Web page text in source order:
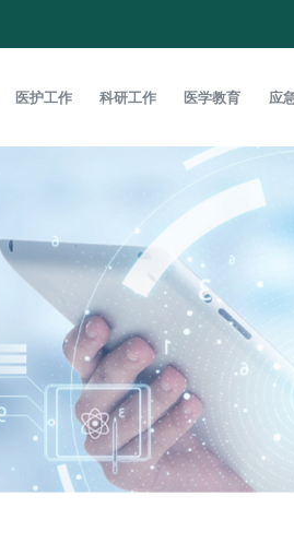
医护工作 科研工作 医学教育 应